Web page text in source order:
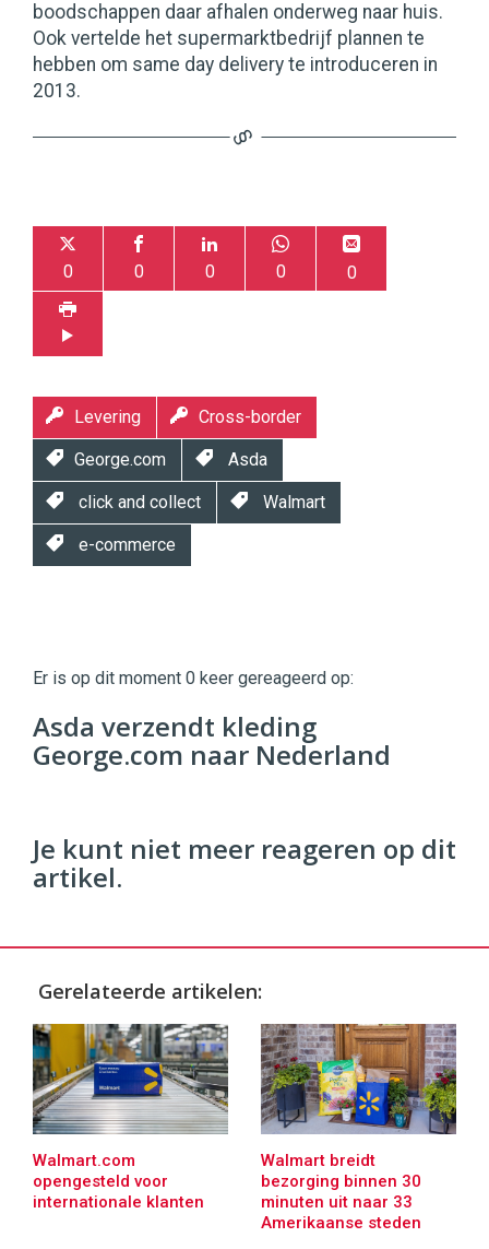
boodschappen daar afhalen onderweg naar huis.
Ook vertelde het supermarktbedrijf plannen te
hebben om same day delivery te introduceren in
2013.
0 0 0 0 0
Levering Cross-border
George.com Asda
click and collect Walmart
e-commerce
|
Digital
Commerce https://twinklemagazine.nl
9654
Er is op dit moment 0 keer gereageerd op:
Asda verzendt kleding
George.com naar Nederland
Je kunt niet meer reageren op dit
artikel.
Gerelateerde artikelen:
Walmart.com
opengesteld voor
internationale klanten
Walmart breidt
bezorging binnen 30
minuten uit naar 33
Amerikaanse steden